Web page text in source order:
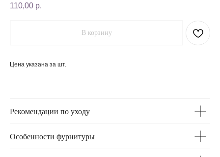
110,00 р.
В корзину
Цена указана за шт.
Рекомендации по уходу
Особенности фурнитуры